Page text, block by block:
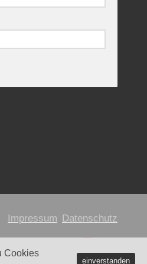
Impressum Datenschutz
Cookies
einverstanden